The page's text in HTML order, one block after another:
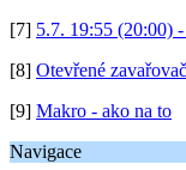
[7] 5.7. 19:55 (20:00)
[8] Otevřené
[9] Makro - ako na to
Navigace